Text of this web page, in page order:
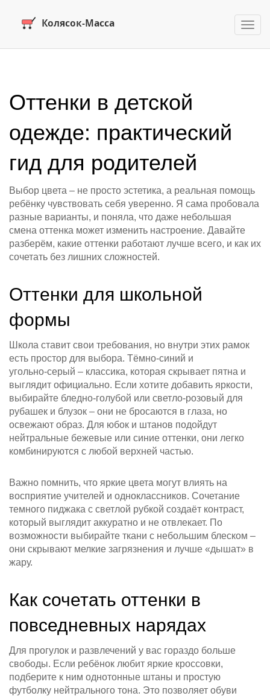
Оттенки в детской
одежде: практический
гид для родителей
Выбор цвета – не просто эстетика, а реальная помощь
ребёнку чувствовать себя уверенно. Я сама пробовала
разные варианты, и понялa, что даже небольшая
смена оттенка может изменить настроение. Давайте
разберём, какие оттенки работают лучше всего, и как их
сочетать без лишних сложностей.
Оттенки для школьной
формы
Школа ставит свои требования, но внутри этих рамок
есть простор для выбора. Тёмно-синий и
угольно‑серый – классика, которая скрывает пятна и
выглядит официально. Если хотите добавить яркости,
выбирайте бледно‑голубой или светло‑розовый для
рубашек и блузок – они не бросаются в глаза, но
освежают образ. Для юбок и штанов подойдут
нейтральные бежевые или синие оттенки, они легко
комбинируются с любой верхней частью.
Важно помнить, что яркие цвета могут влиять на
восприятие учителей и одноклассников. Сочетание
темного пиджака с светлой рубкой создаёт контраст,
который выглядит аккуратно и не отвлекает. По
возможности выбирайте ткани с небольшим блеском –
они скрывают мелкие загрязнения и лучше «дышат» в
жару.
Как сочетать оттенки в
повседневных нарядах
Для прогулок и развлечений у вас гораздо больше
свободы. Если ребёнок любит яркие кроссовки,
подберите к ним однотонные штаны и простую
футболку нейтрального тона. Это позволяет обуви